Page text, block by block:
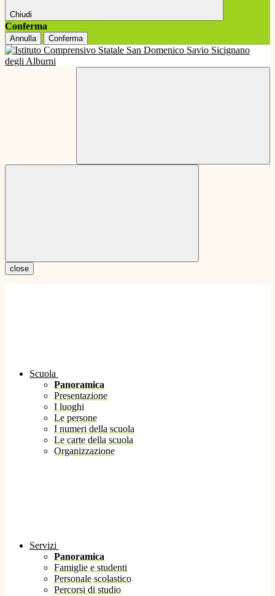
Chiudi
Conferma
Annulla Conferma
close
Scuola
Panoramica
Presentazione
I luoghi
Le persone
I numeri della scuola
Le carte della scuola
Organizzazione
Servizi
Panoramica
Famiglie e studenti
Personale scolastico
Percorsi di studio